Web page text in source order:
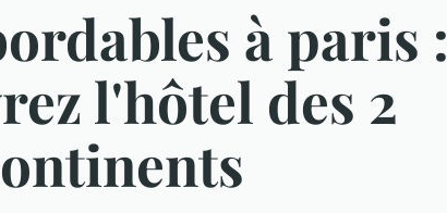
à paris :
l'hôtel des 2